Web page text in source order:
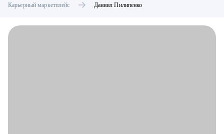
Карьерный маркетплейс Даниил Пилипенко